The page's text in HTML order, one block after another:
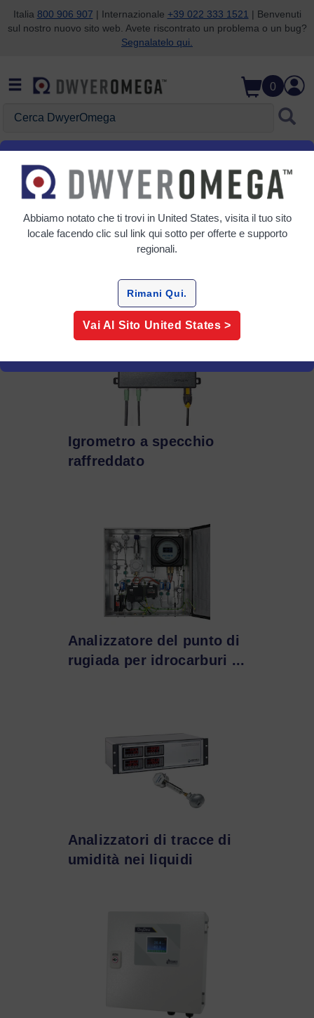
Salta alla ricerca
Salta al contenuto principale
Salta alla navigazione
Italia 800 906 907 | Internazionale +39 022 333 1521 | Benvenuti
sul nostro nuovo sito web. Avete riscontrato un problema o un bug?
Segnalatelo qui.
0
Home Dew-point
Dew-point
Igrometro a specchio
raffreddato
Analizzatore del punto di
rugiada per idrocarburi ...
Analizzatori di tracce di
umidità nei liquidi
Abbiamo notato che ti trovi in United States, visita il tuo sito
locale facendo clic sul link qui sotto per offerte e supporto
regionali.
Rimani Qui.
Vai Al Sito United States >